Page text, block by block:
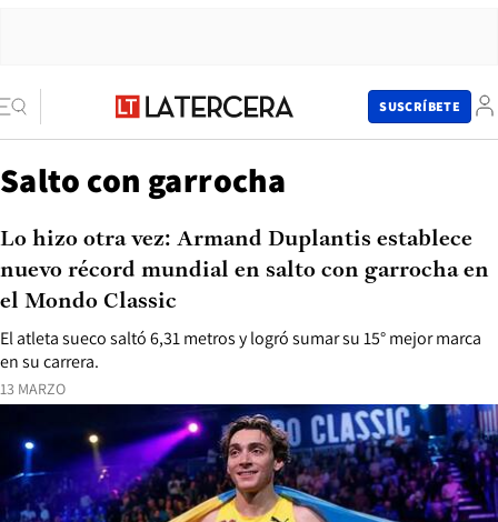
SUSCRÍBETE
Salto con garrocha
13 MARZO
El atleta sueco saltó 6,31 metros y logró sumar su 15° mejor marca
en su carrera.
Lo hizo otra vez: Armand Duplantis establece
nuevo récord mundial en salto con garrocha en
el Mondo Classic